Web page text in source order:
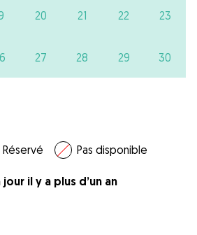
20 21 22 23
27 28 29 30
Réservé Pas disponible
il y a plus d’un an